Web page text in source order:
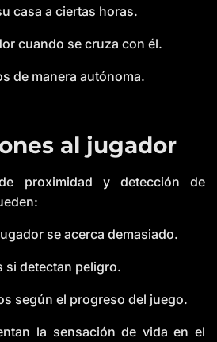
casa a ciertas horas.
cuando se cruza con él.
de manera autónoma.
al jugador
proximidad y detección de
se acerca demasiado.
si detectan peligro.
según el progreso del juego.
la sensación de vida en el